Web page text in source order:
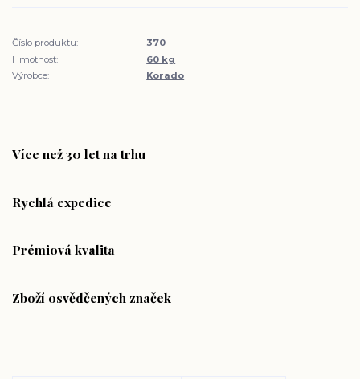
Číslo produktu:
370
Hmotnost:
60 kg
Výrobce:
Korado
Více než 30 let na trhu
Rychlá expedice
Prémiová kvalita
Zboží osvědčených značek